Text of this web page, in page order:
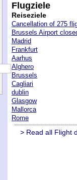
Flugziele
Reiseziele
Cancellation of 275
Brussels Airport
Madrid
Frankfurt
Aarhus
Alghero
Brussels
Cagliari
dublin
Glasgow
Mallorca
Rome
> Read all Flight